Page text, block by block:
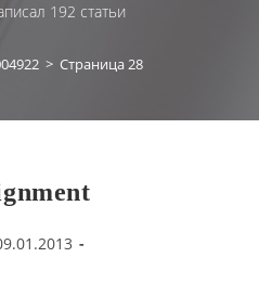
192 статьи
> Страница 28